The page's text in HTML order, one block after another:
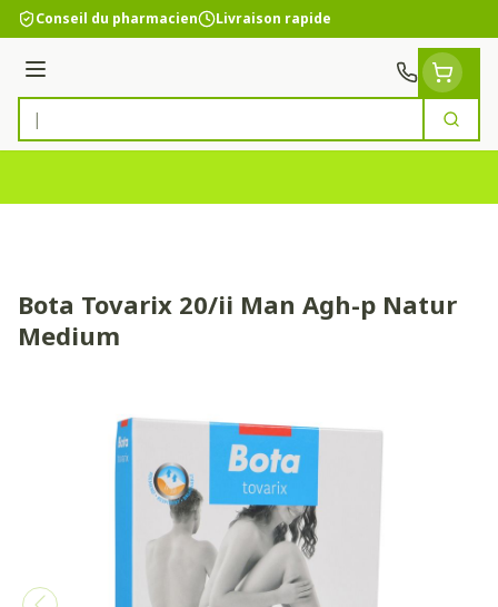
Aller au contenu
Conseil du pharmacien Livraison rapide
Menu
Rechercher
Bota Tovarix 20/ii Man Agh-p Natur
Medium